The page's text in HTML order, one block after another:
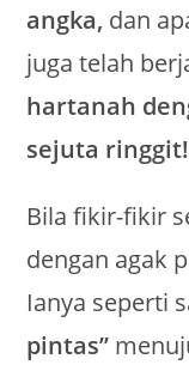
angka, dan
juga telah
hartanah
sejuta ringgit!
Bila fikir-fikir
dengan agak
Ianya seperti
pintas”